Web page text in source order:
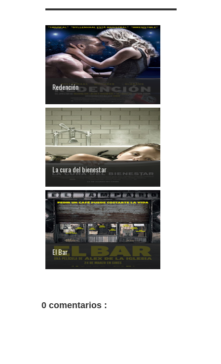
Redención
La cura del bienestar
El Bar
0 comentarios :